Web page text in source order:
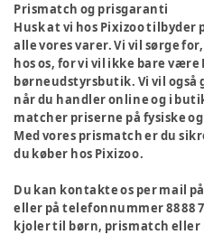
Prismatch og prisgaranti
Husk at vi hos Pixizoo
alle vores varer. Vi vil sørge
hos os, for vi vil ikke bare være
børneudstyrsbutik. Vi vil også
når du handler online og i
matcher priserne på fysiske
Med vores prismatch er du
du køber hos Pixizoo.
Du kan kontakte os per mail
eller på telefonnummer 88 88
kjoler til børn, prismatch eller